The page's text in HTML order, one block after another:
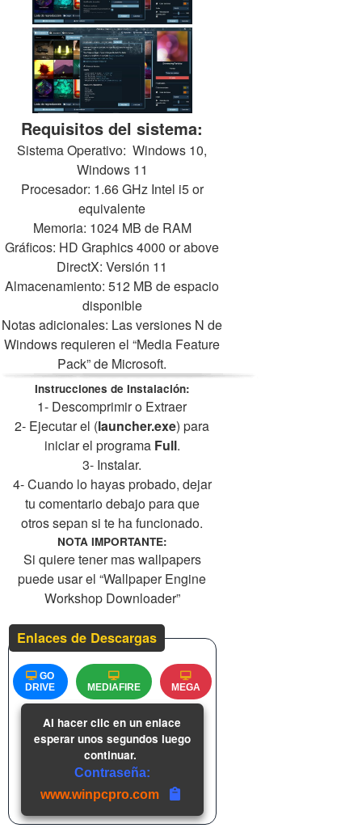
Requisitos del sistema:
Sistema Operativo: Windows 10,
Windows 11
Procesador: 1.66 GHz Intel i5 or
equivalente
Memoria: 1024 MB de RAM
Gráficos: HD Graphics 4000 or above
DirectX: Versión 11
Almacenamiento: 512 MB de espacio
disponible
Notas adicionales: Las versiones N de
Windows requieren el “Media Feature
Pack” de Microsoft.
Instrucciones de Instalación:
1- Descomprimir o Extraer
2- Ejecutar el (launcher.exe) para
iniciar el programa Full.
3- Instalar.
4- Cuando lo hayas probado, dejar
tu comentario debajo para que
otros sepan si te ha funcionado.
NOTA IMPORTANTE:
Si quiere tener mas wallpapers
puede usar el “Wallpaper Engine
Workshop Downloader”
Enlaces de Descargas
GO
DRIVE
MEDIAFIRE MEGA
Al hacer clic en un enlace
esperar unos segundos luego
continuar.
Contraseña:
www.winpcpro.com